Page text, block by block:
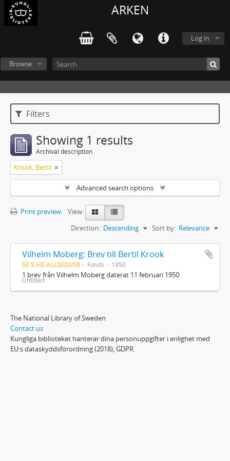
ARKEN
Log in
Browse
Filters
Showing 1 results
Archival description
Krook, Bertil
Advanced search options
Print preview
View:
Sort by: Relevance
Direction: Descending
Vilhelm Moberg: Brev till Bertil Krook
SE S-HS Acc2020/59 Fonds 1950
1 brev från Vilhelm Moberg daterat 11 februari 1950
Untitled
The National Library of Sweden
Contact us
Kungliga biblioteket hanterar dina personuppgifter i enlighet med
EU:s dataskyddsförordning (2018), GDPR.